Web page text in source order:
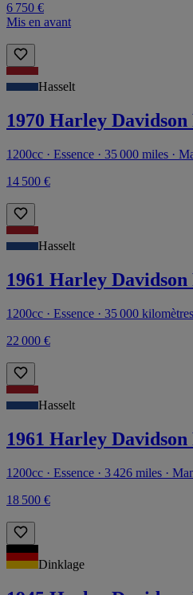
6 750 €
Mis en avant
Hasselt
1970 Harley
1200cc · Essence · 35 000 miles ·
14 500 €
Hasselt
1961 Harley
1200cc · Essence · 35 000
22 000 €
Hasselt
1961 Harley
1200cc · Essence · 3 426 miles ·
18 500 €
Dinklage